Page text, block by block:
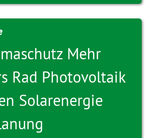
Mehr
Rad Photovoltaik
Solarenergie